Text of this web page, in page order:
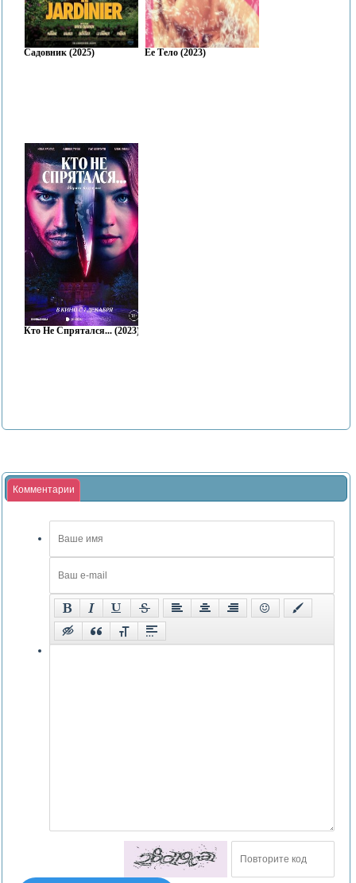
Садовник (2025) Ее Тело (2023)
Кто Не Спрятался... (2023)
Комментарии